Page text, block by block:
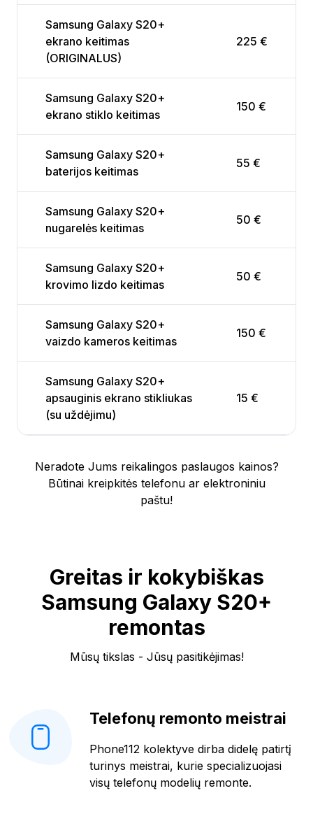
Samsung Galaxy S20+
ekrano keitimas
(ORIGINALUS)
225 €
Samsung Galaxy S20+
ekrano stiklo keitimas
150 €
Samsung Galaxy S20+
baterijos keitimas
55 €
Samsung Galaxy S20+
nugarelės keitimas
50 €
Samsung Galaxy S20+
krovimo lizdo keitimas
50 €
Samsung Galaxy S20+
vaizdo kameros keitimas
150 €
Samsung Galaxy S20+
apsauginis ekrano stikliukas
(su uždėjimu)
15 €
Neradote Jums reikalingos paslaugos kainos?
Būtinai kreipkitės telefonu ar elektroniniu
paštu!
Greitas ir kokybiškas
Samsung Galaxy S20+
remontas
Mūsų tikslas - Jūsų pasitikėjimas!
Telefonų remonto meistrai
Phone112 kolektyve dirba didelę patirtį
turinys meistrai, kurie specializuojasi
visų telefonų modelių remonte.